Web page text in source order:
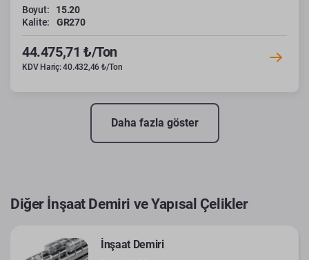
Boyut:
15.20
Kalite:
GR270
44.475,71 ₺/Ton
KDV Hariç: 40.432,46 ₺/Ton
Daha fazla göster
Diğer İnşaat Demiri ve Yapısal Çelikler
İnşaat Demiri